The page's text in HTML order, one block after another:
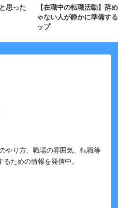
思った
【在職中の転職活動】辞
ゃない人が静かに準備す
ップ
やり方、職場の雰囲気、転職等
ための情報を発信中。